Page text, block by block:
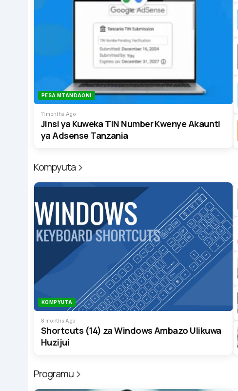
PESA MTANDAONI
11 months Ago
Jinsi ya Kuweka TIN Number Kwenye Akaunti
ya Adsense Tanzania
Kompyuta
KOMPYUTA
8 months Ago
Shortcuts (14) za Windows Ambazo Ulikuwa
Huzijui
Programu